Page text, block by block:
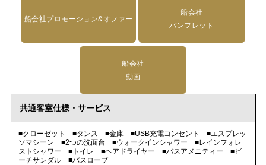
船会社プロモーション&オファー
船会社
パンフレット
船会社
動画
共通客室仕様・サービス
■クローゼット ■タンス ■金庫 ■USB充電コンセント ■エスプレッ
ソマシーン ■2つの洗面台 ■ウォークインシャワー ■レインフォレ
ストシャワー ■トイレ ■ヘアドライヤー ■バスアメニティー ■ビ
ーチサンダル ■バスローブ